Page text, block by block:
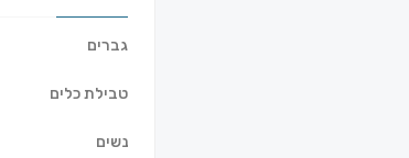
גברים
טבילת כלים
נשים